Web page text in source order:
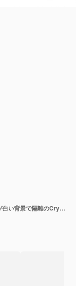
Bitcoin CashシンボルとBitcoinシンボルが白い背景で隔離のCryptocurrencyゴールデンとシルバーコイン。